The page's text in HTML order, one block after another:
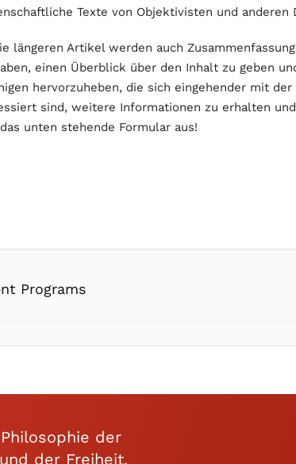
Texte von Objektivisten und anderen
längeren Artikel werden auch
einen Überblick über den Inhalt zu geben
hervorzuheben, die sich eingehender mit
sind, weitere Informationen zu erhalten
unten stehende Formular aus!
Programs
der
der Freiheit.